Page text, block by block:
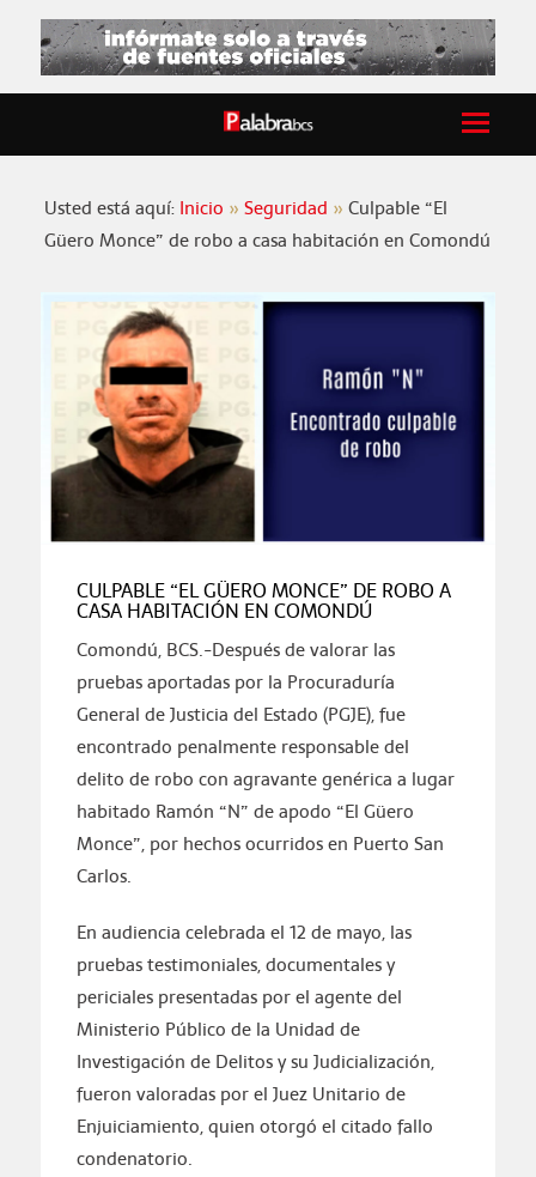
Usted está aquí: Inicio Seguridad
Culpable “El
Güero Monce” de robo a casa habitación en Comondú
CULPABLE “EL GÜERO MONCE” DE ROBO A
CASA HABITACIÓN EN COMONDÚ
Comondú, BCS.-Después de valorar las
pruebas aportadas por la Procuraduría
General de Justicia del Estado (PGJE), fue
encontrado penalmente responsable del
delito de robo con agravante genérica a lugar
habitado Ramón “N” de apodo “El Güero
Monce”, por hechos ocurridos en Puerto San
Carlos.
En audiencia celebrada el 12 de mayo, las
pruebas testimoniales, documentales y
periciales presentadas por el agente del
Ministerio Público de la Unidad de
Investigación de Delitos y su Judicialización,
fueron valoradas por el Juez Unitario de
Enjuiciamiento, quien otorgó el citado fallo
condenatorio.